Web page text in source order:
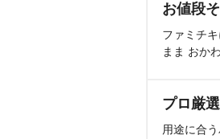
お値段
ファミチ
まま おか
プロ厳
用途に合